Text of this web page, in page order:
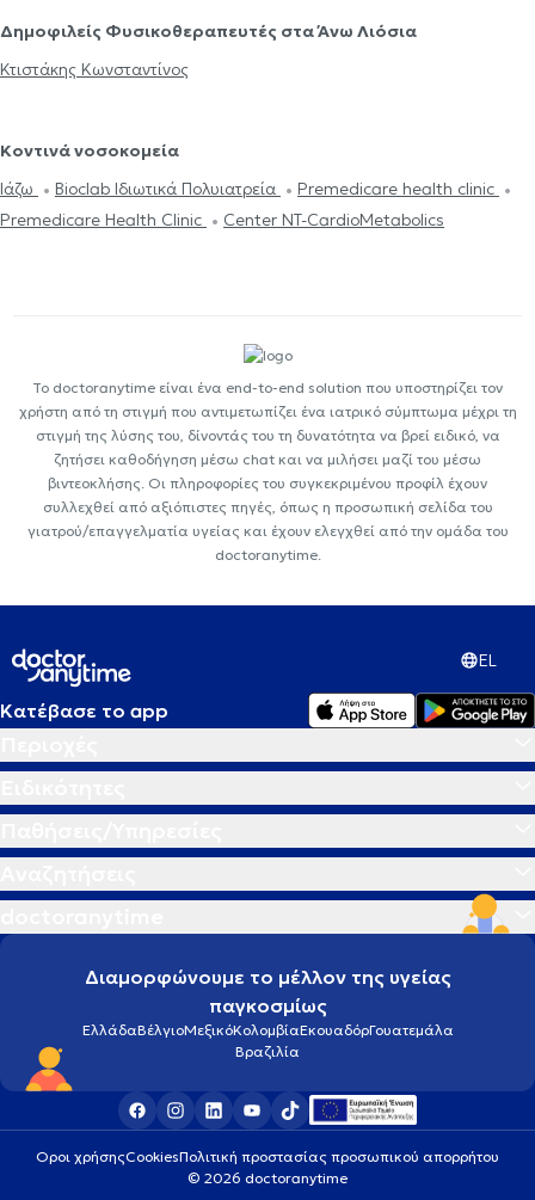
Δημοφιλείς Φυσικοθεραπευτές στα Άνω Λιόσια
Κτιστάκης Κωνσταντίνος
Κοντινά νοσοκομεία
Ιάζω
Bioclab Ιδιωτικά Πολυιατρεία
Premedicare health clinic
Premedicare Health Clinic
Center NT-CardioMetabolics
Το doctoranytime είναι ένα end-to-end solution που υποστηρίζει τον
χρήστη από τη στιγμή που αντιμετωπίζει ένα ιατρικό σύμπτωμα μέχρι τη
στιγμή της λύσης του, δίνοντάς του τη δυνατότητα να βρεί ειδικό, να
ζητήσει καθοδήγηση μέσω chat και να μιλήσει μαζί του μέσω
βιντεοκλήσης. Οι πληροφορίες του συγκεκριμένου προφίλ έχουν
συλλεχθεί από αξιόπιστες πηγές, όπως η προσωπική σελίδα του
γιατρού/επαγγελματία υγείας και έχουν ελεγχθεί από την ομάδα του
doctoranytime.
EL
Κατέβασε το app
Διαμορφώνουμε το μέλλον της υγείας
παγκοσμίως
ΕλλάδαΒέλγιοΜεξικόΚολομβίαΕκουαδόρΓουατεμάλα
Βραζιλία
Οροι χρήσηςCookiesΠολιτική προστασίας προσωπικού απορρήτου
© 2026 doctoranytime